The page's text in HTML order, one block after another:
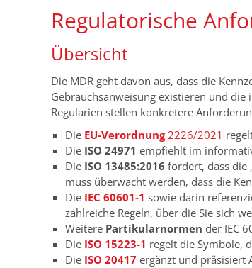
Regulatorische
Übersicht
Die MDR geht davon aus, dass die
Gebrauchsanweisung existieren und
Regularien stellen konkretere
Die EU-Verordnung2226/2021
Die ISO 24971 empfiehlt im
Die ISO 13485:2016 fordert, dass die
muss überwacht werden, dass die
Die IEC 60601-1 sowie darin
zahlreiche Regeln, über die Sie sich
Weitere Partikularnormen der IEC
Die ISO 15223-1 regelt die Symbole,
Die ISO 20417 ergänzt und präsisiert